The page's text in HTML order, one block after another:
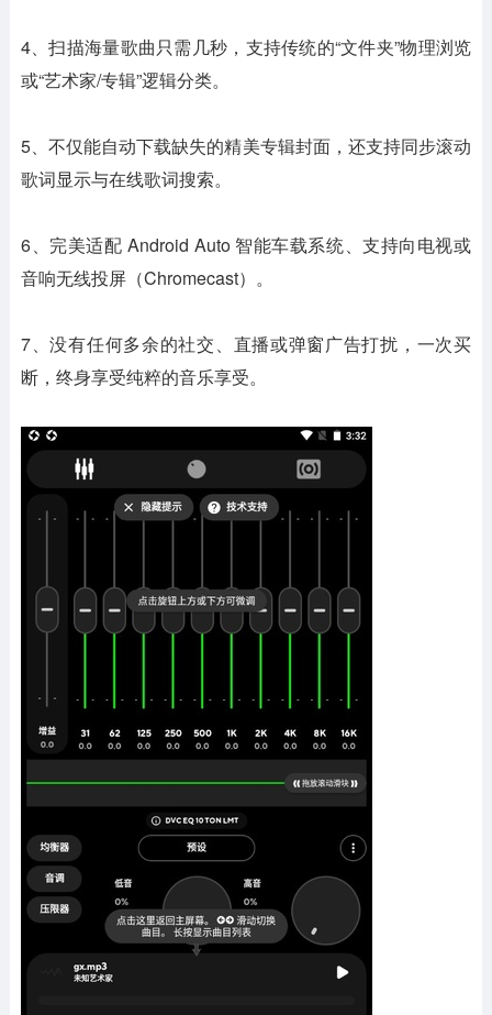
4、扫描海量歌曲只需几秒，支持传统的“文件夹”物理浏览
或“艺术家/专辑”逻辑分类。
5、不仅能自动下载缺失的精美专辑封面，还支持同步滚动
歌词显示与在线歌词搜索。
6、完美适配 Android Auto 智能车载系统、支持向电视或
音响无线投屏（Chromecast）。
7、没有任何多余的社交、直播或弹窗广告打扰，一次买
断，终身享受纯粹的音乐享受。